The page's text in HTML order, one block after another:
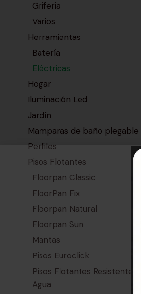
Griferia
Varios
Herramientas
Batería
Eléctricas
Hogar
Iluminación Led
Jardín
Mamparas de baño plegable
Perfiles
Pisos Flotantes
Floorpan Classic
FloorPan Fix
Floorpan Natural
Floorpan Sun
Mantas
Pisos Euroclick
Pisos Flotantes Resistentes al
Agua